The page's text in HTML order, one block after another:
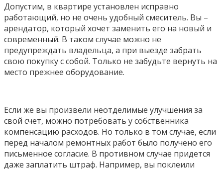
Допустим, в квартире установлен исправно
работающий, но не очень удобный смеситель. Вы –
арендатор, который хочет заменить его на новый и
современный. В таком случае можно не
предупреждать владельца, а при выезде забрать
свою покупку с собой. Только не забудьте вернуть на
место прежнее оборудование.
Если же вы произвели неотделимые улучшения за
свой счет, можно потребовать у собственника
компенсацию расходов. Но только в том случае, если
перед началом ремонтных работ было получено его
письменное согласие. В противном случае придется
даже заплатить штраф. Например, вы поклеили